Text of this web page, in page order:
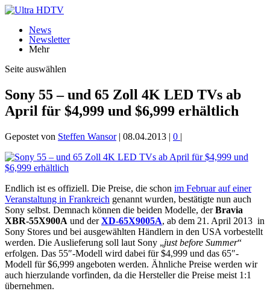
News
Newsletter
Mehr
Seite auswählen
Sony 55 – und 65 Zoll 4K LED TVs ab
April für $4,999 und $6,999 erhältlich
Gepostet von Steffen Wansor| 08.04.2013 | 0 |
Endlich ist es offiziell. Die Preise, die schon im Februar auf einer
Veranstaltung in Frankreich genannt wurden, bestätigte nun auch
Sony selbst. Demnach können die beiden Modelle, derBravia
XBR-55X900A und derXD-65X9005A, ab dem 21. April 2013 in
Sony Stores und bei ausgewählten Händlern in den USA vorbestellt
werden. Die Auslieferung soll laut Sony „just before Summer“
erfolgen. Das 55″-Modell wird dabei für $4,999 und das 65″-
Modell für $6,999 angeboten werden. Ähnliche Preise werden wir
auch hierzulande vorfinden, da die Hersteller die Preise meist 1:1
übernehmen.